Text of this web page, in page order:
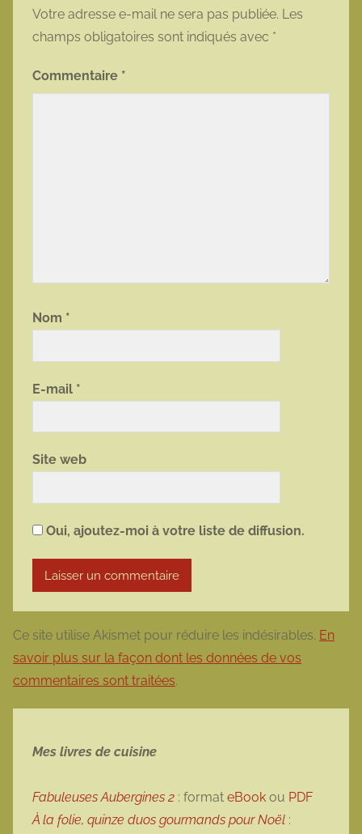
Votre adresse e-mail ne sera pas publiée. Les
champs obligatoires sont indiqués avec *
Commentaire *
Nom *
E-mail *
Site web
Oui, ajoutez-moi à votre liste de diffusion.
Ce site utilise Akismet pour réduire les indésirables. En
savoir plus sur la façon dont les données de vos
commentaires sont traitées.
Mes livres de cuisine
Fabuleuses Aubergines 2 : format eBook ou PDF
À la folie, quinze duos gourmands pour Noël :